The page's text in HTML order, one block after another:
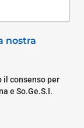
nostra
il consenso per
e So.Ge.S.I.